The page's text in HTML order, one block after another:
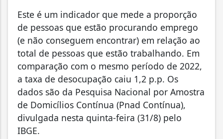
Este é um indicador que mede a proporção
de pessoas que estão procurando emprego
(e não conseguem encontrar) em relação ao
total de pessoas que estão trabalhando. Em
comparação com o mesmo período de 2022,
a taxa de desocupação caiu 1,2 p.p. Os
dados são da Pesquisa Nacional por Amostra
de Domicílios Contínua (Pnad Contínua),
divulgada nesta quinta-feira (31/8) pelo
IBGE.